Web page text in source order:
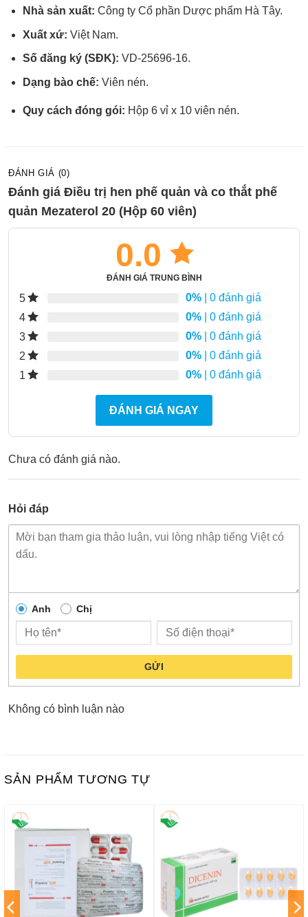
Nhà sản xuất: Công ty Cổ phần Dược phẩm Hà Tây.
Xuất xứ: Việt Nam.
Số đăng ký (SĐK): VD-25696-16.
Dạng bào chế: Viên nén.
Quy cách đóng gói: Hộp 6 vỉ x 10 viên nén.
ĐÁNH GIÁ (0)
Đánh giá Điều trị hen phế quản và co thắt phế
quản Mezaterol 20 (Hộp 60 viên)
0.0
ĐÁNH GIÁ TRUNG BÌNH
5 0% | 0 đánh giá
4
0% | 0 đánh giá
3
0% | 0 đánh giá
2
0% | 0 đánh giá
1
0% | 0 đánh giá
ĐÁNH GIÁ NGAY
Chưa có đánh giá nào.
Hỏi đáp
Anh Chị
GỬI
Không có bình luận nào
SẢN PHẨM TƯƠNG TỰ